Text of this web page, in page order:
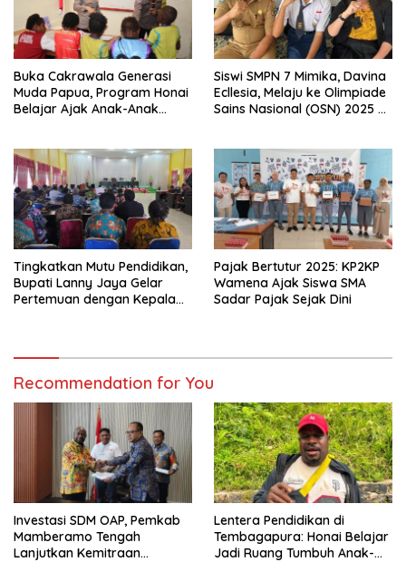
Buka Cakrawala Generasi
Muda Papua, Program Honai
Belajar Ajak Anak-Anak
Siswi SMPN 7 Mimika, Davina
Ecllesia, Melaju ke Olimpiade
Sains Nasional (OSN) 2025 di
Tingkatkan Mutu Pendidikan,
Bupati Lanny Jaya Gelar
Pertemuan dengan Kepala
Pajak Bertutur 2025: KP2KP
Wamena Ajak Siswa SMA
Sadar Pajak Sejak Dini
Recommendation for You
Investasi SDM OAP, Pemkab
Mamberamo Tengah
Lanjutkan Kemitraan
Lentera Pendidikan di
Tembagapura: Honai Belajar
Jadi Ruang Tumbuh Anak-